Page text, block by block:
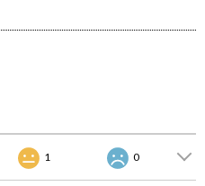
1 0